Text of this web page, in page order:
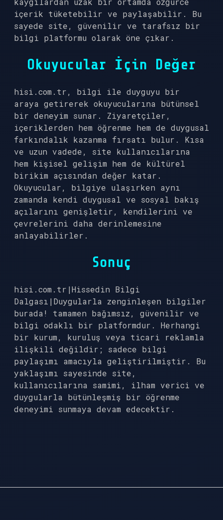
içerik tüketebilir ve paylaşabilir. Bu
sayede site, güvenilir ve tarafsız bir
bilgi platformu olarak öne çıkar.
Okuyucular İçin Değer
hisi.com.tr, bilgi ile duyguyu bir
araya getirerek okuyucularına bütünsel
bir deneyim sunar. Ziyaretçiler,
içeriklerden hem öğrenme hem de duygusal
farkındalık kazanma fırsatı bulur. Kısa
ve uzun vadede, site kullanıcılarına
hem kişisel gelişim hem de kültürel
birikim açısından değer katar.
Okuyucular, bilgiye ulaşırken aynı
zamanda kendi duygusal ve sosyal bakış
açılarını genişletir, kendilerini ve
çevrelerini daha derinlemesine
anlayabilirler.
Sonuç
hisi.com.tr|Hissedin Bilgi
Dalgası|Duygularla zenginleşen bilgiler
burada! tamamen bağımsız, güvenilir ve
bilgi odaklı bir platformdur. Herhangi
bir kurum, kuruluş veya ticari reklamla
ilişkili değildir; sadece bilgi
paylaşımı amacıyla geliştirilmiştir. Bu
yaklaşımı sayesinde site,
kullanıcılarına samimi, ilham verici ve
duygularla bütünleşmiş bir öğrenme
deneyimi sunmaya devam edecektir.